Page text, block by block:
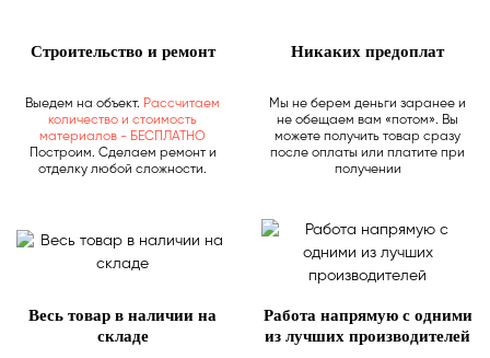
Строительство и ремонт
Выедем на объект. Рассчитаем
количество и стоимость
материалов - БЕСПЛАТНО
Построим. Сделаем ремонт и
отделку любой сложности.
Никаких предоплат
Мы не берем деньги заранее и
не обещаем вам «потом». Вы
можете получить товар сразу
после оплаты или платите при
получении
Весь товар в наличии на
складе
Работа напрямую с одними
из лучших производителей